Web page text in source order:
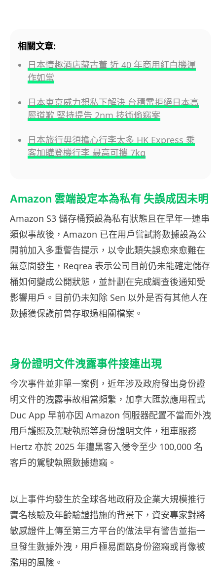
相關文章:
日本情趣酒店藏古董 近 40 年商用紅白機運
作如常
日本東京威力想私下解決 台積電拒絕日本高
層道歉 堅持提告 2nm 技術偷竊案
日本旅行毋須擔心行李太多 HK Express 乘
客加購登機行李 最高可攜 7kg
Amazon 雲端設定本為私有 失誤成因未明
Amazon S3 儲存桶預設為私有狀態且在早年一連串
類似事故後，Amazon 已在用戶嘗試將數據設為公
開前加入多重警告提示，以令此類失誤愈來愈難在
無意間發生，Reqrea 表示公司目前仍未能確定儲存
桶如何變成公開狀態，並計劃在完成調查後通知受
影響用戶。目前仍未知除 Sen 以外是否有其他人在
數據獲保護前曾存取過相關檔案。
身份證明文件洩露事件接連出現
今次事件並非單一案例，近年涉及政府發出身份證
明文件的洩露事故相當頻繁，加拿大匯款應用程式
Duc App 早前亦因 Amazon 伺服器配置不當而外洩
用戶護照及駕駛執照等身份證明文件，租車服務
Hertz 亦於 2025 年遭黑客入侵令至少 100,000 名
客戶的駕駛執照數據遭竊。
以上事件均發生於全球各地政府及企業大規模推行
實名核驗及年齡驗證措施的背景下，資安專家對將
敏感證件上傳至第三方平台的做法早有警告並指一
旦發生數據外洩，用戶極易面臨身份盜竊或肖像被
濫用的風險。